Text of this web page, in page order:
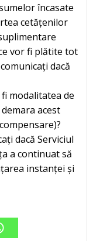
încasate
cetățenilor
vor fi plătite tot
dacă
modalitatea de
acest
dacă Serviciul
a continuat să
instanței și